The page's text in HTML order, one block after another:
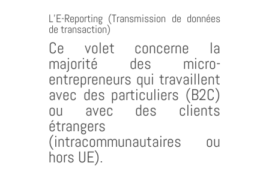
L’E-Reporting (Transmission de données
de transaction)
Ce volet concerne la
majorité des micro-
entrepreneurs qui travaillent
avec des particuliers (B2C)
ou avec des clients
étrangers
(intracommunautaires ou
hors UE).